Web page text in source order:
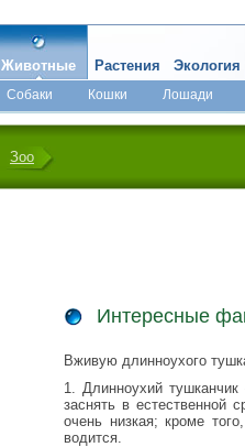
Животные
Собаки Кошки Лошади
Растения Экология
Зоо
Интересные
Вживую длинноухого
1. Длинноухий
заснять в естественной
очень низкая; кроме
водится.